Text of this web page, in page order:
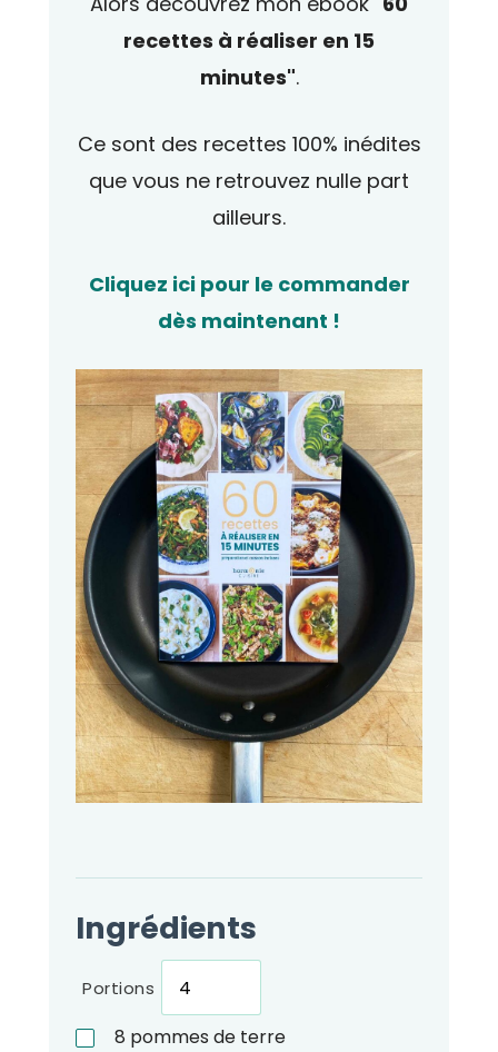
recettes à réaliser en 15
minutes".
Ce sont des recettes 100% inédites
que vous ne retrouvez nulle part
ailleurs.
Cliquez ici pour le commander
dès maintenant !
Ingrédients
Portions
8 pommes de terre